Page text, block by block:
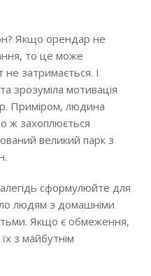
Якщо орендар не
то це може
затримається. І
зрозуміла мотивація
Приміром, людина
ж захоплюється
великий парк з
сформулюйте для
людям з домашніми
Якщо є обмеження,
з майбутнім